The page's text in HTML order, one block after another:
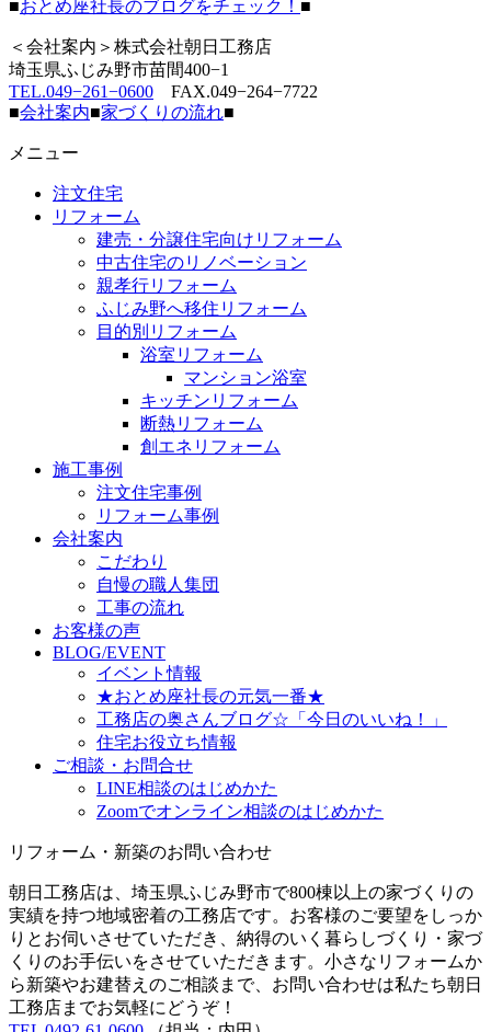
■おとめ座社長のブログをチェック！ ■
＜会社案内＞株式会社朝日工務店
埼玉県ふじみ野市苗間400−1
TEL.049−261−0600 FAX.049−264−7722
■会社案内■家づくりの流れ■
メニュー
注文住宅
リフォーム
建売・分譲住宅向けリフォーム
中古住宅のリノベーション
親孝行リフォーム
ふじみ野へ移住リフォーム
目的別リフォーム
浴室リフォーム
マンション浴室
キッチンリフォーム
断熱リフォーム
創エネリフォーム
施工事例
注文住宅事例
リフォーム事例
会社案内
こだわり
自慢の職人集団
工事の流れ
お客様の声
BLOG/EVENT
イベント情報
★おとめ座社長の元気一番★
工務店の奥さんブログ☆「今日のいいね！」
住宅お役立ち情報
ご相談・お問合せ
LINE相談のはじめかた
Zoomでオンライン相談のはじめかた
リフォーム・新築のお問い合わせ
朝日工務店は、埼玉県ふじみ野市で800棟以上の家づくりの
実績を持つ地域密着の工務店です。お客様のご要望をしっか
りとお伺いさせていただき、納得のいく暮らしづくり・家づ
くりのお手伝いをさせていただきます。小さなリフォームか
ら新築やお建替えのご相談まで、お問い合わせは私たち朝日
工務店までお気軽にどうぞ！